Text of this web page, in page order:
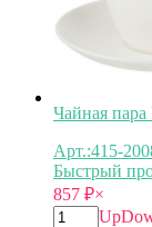
Чайная
Арт.:415-
Быстрый
857 ₽×
Up